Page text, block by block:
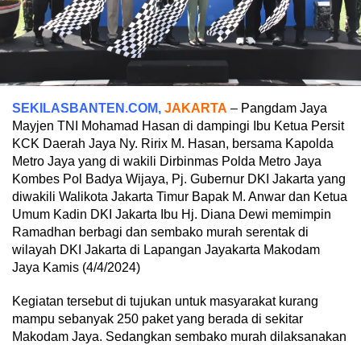
SEKILASBANTEN.COM, JAKARTA – Pangdam Jaya
Mayjen TNI Mohamad Hasan di dampingi Ibu Ketua Persit
KCK Daerah Jaya Ny. Ririx M. Hasan, bersama Kapolda
Metro Jaya yang di wakili Dirbinmas Polda Metro Jaya
Kombes Pol Badya Wijaya, Pj. Gubernur DKI Jakarta yang
diwakili Walikota Jakarta Timur Bapak M. Anwar dan Ketua
Umum Kadin DKI Jakarta Ibu Hj. Diana Dewi memimpin
Ramadhan berbagi dan sembako murah serentak di
wilayah DKI Jakarta di Lapangan Jayakarta Makodam
Jaya Kamis (4/4/2024)
Kegiatan tersebut di tujukan untuk masyarakat kurang
mampu sebanyak 250 paket yang berada di sekitar
Makodam Jaya. Sedangkan sembako murah dilaksanakan